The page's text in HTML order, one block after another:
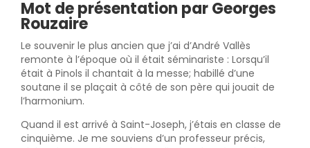
Mot de présentation par Georges
Rouzaire
Le souvenir le plus ancien que j’ai d’André Vallès
remonte à l’époque où il était séminariste : Lorsqu’il
était à Pinols il chantait à la messe; habillé d’une
soutane il se plaçait à côté de son père qui jouait de
l’harmonium.
Quand il est arrivé à Saint-Joseph, j’étais en classe de
cinquième. Je me souviens d’un professeur précis,